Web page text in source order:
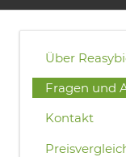
Über
Fragen und
Kontakt